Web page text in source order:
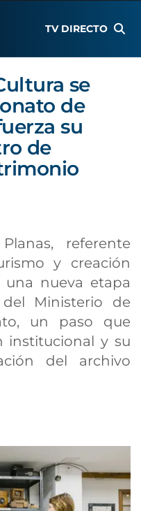
TV DIRECTO
se
de
su
de
referente
y creación
una nueva etapa
Ministerio de
un paso que
institucional y su
del archivo